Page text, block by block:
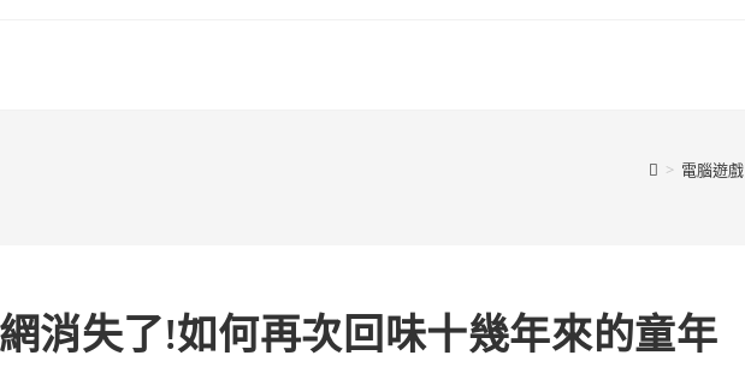
> 電腦遊戲
消失了!如何再次回味十幾年來的童年